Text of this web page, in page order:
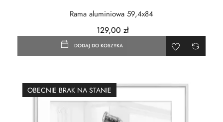
Rama aluminiowa 59,4x84
129,00 zł
DODAJ DO KOSZYKA
OBECNIE BRAK NA STANIE